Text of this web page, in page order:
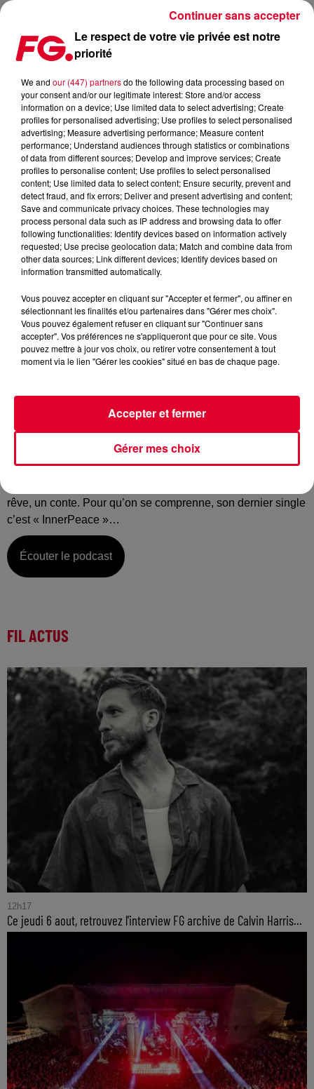
LA MUSIC STORY DU JOUR : UPPERMOST
Publié : 9 octobre 2019 à 4h00 par Christophe HUBERT
Mercredi 09 octobre :
La music story du jour c’est celle d’Uppermost…
Il est peut-être une découverte pour vous mais Uppermost
n’est pas un inconnu sur la scène électronique tricolore. On
l’a vu sur la scène de grands festivals comme Electrobeach
et Solidays et ses prestations sont toujours très étudiées,
rêve, un conte. Pour qu’on se comprenne, son dernier single
c’est « InnerPeace »…
Écouter le podcast
FIL ACTUS
12h17
Ce jeudi 6 aout, retrouvez l'interview FG archive de Calvin Harris...
Le respect de votre vie privée est notre
priorité
We and our (447) partnersdo the following data processing based on
your consent and/or our legitimate interest: Store and/or access
information on a device; Use limited data to select advertising; Create
profiles for personalised advertising; Use profiles to select personalised
advertising; Measure advertising performance; Measure content
performance; Understand audiences through statistics or combinations
of data from different sources; Develop and improve services; Create
profiles to personalise content; Use profiles to select personalised
content; Use limited data to select content; Ensure security, prevent and
detect fraud, and fix errors; Deliver and present advertising and content;
Save and communicate privacy choices. These technologies may
process personal data such as IP address and browsing data to offer
following functionalities: Identify devices based on information actively
requested; Use precise geolocation data; Match and combine data from
other data sources; Link different devices; Identify devices based on
information transmitted automatically.
Vous pouvez accepter en cliquant sur "Accepter et fermer", ou affiner en
sélectionnant les finalités et/ou partenaires dans "Gérer mes choix".
Vous pouvez également refuser en cliquant sur "Continuer sans
accepter". Vos préférences ne s'appliqueront que pour ce site. Vous
pouvez mettre à jour vos choix, ou retirer votre consentement à tout
moment via le lien "Gérer les cookies" situé en bas de chaque page.
Gérer mes choix
Accepter et fermer
Continuer sans accepter